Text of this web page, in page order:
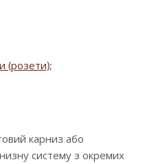
(розети);
карниз або
систему з окремих